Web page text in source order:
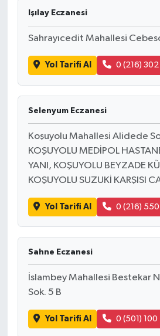
Işılay Eczanesi
Sahrayıcedit Mahallesi
Yol Tarifi Al 0 (216)
Selenyum Eczanesi
Koşuyolu Mahallesi Alidede
KOŞUYOLU MEDİPOL
YANI, KOŞUYOLU BEYZADE
KOŞUYOLU SUZUKİ KARŞISI
Yol Tarifi Al 0 (216)
Sahne Eczanesi
İslambey Mahallesi Bestekar
Sok. 5 B
Yol Tarifi Al 0 (501) 100